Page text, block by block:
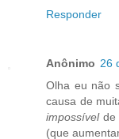
Responder
Anônimo 26
Olha eu não
causa de
impossívelde
(que